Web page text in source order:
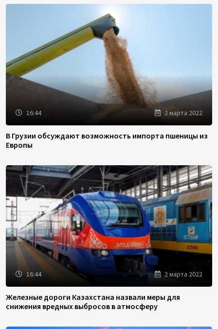
16:44 2 марта 2022
В Грузии обсуждают возможность импорта пшеницы из
Европы
16:44 2 марта 2022
Железные дороги Казахстана назвали меры для
снижения вредных выбросов в атмосферу